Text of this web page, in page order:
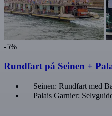
-5%
Rundfart på Seinen +
Seinen: Rundfart med
Palais Garnier: